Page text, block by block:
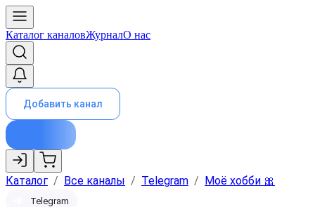
Каталог каналовЖурналО нас
Добавить канал
Каталог / Все каналы / Telegram / Моё хобби 🎀
Telegram